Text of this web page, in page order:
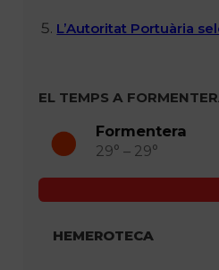
L’Autoritat Portuària
EL TEMPS A
Formentera
29° – 29°
HEMEROTECA